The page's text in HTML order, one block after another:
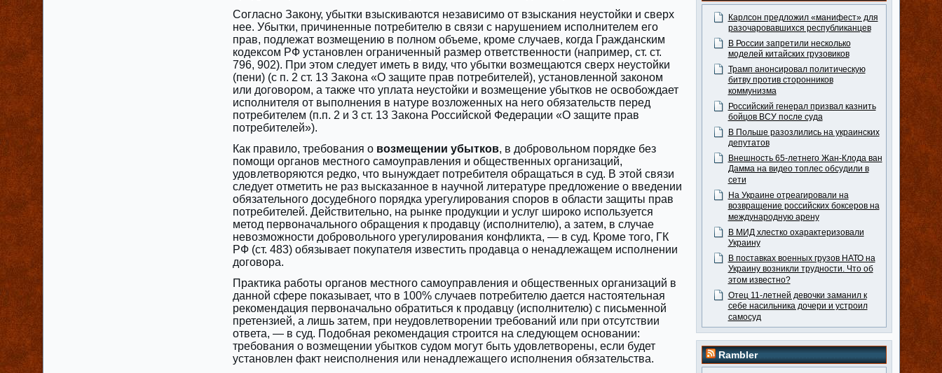
Согласно Закону, убытки взыскиваются независимо от взыскания неустойки и сверх
нее. Убытки, причиненные потребителю в связи с нарушением исполнителем его
прав, подлежат возмещению в полном объеме, кроме случаев, когда Гражданским
кодексом РФ установлен ограниченный размер ответственности (например, ст. ст.
796, 902). При этом следует иметь в виду, что убытки возмещаются сверх неустойки
(пени) (с п. 2 ст. 13 Закона «О защите прав потребителей), установленной законом
или договором, а также что уплата неустойки и возмещение убытков не освобождает
исполнителя от выполнения в натуре возложенных на него обязательств перед
потребителем (п.п. 2 и 3 ст. 13 Закона Российской Федерации «О защите прав
потребителей»).
Как правило, требования овозмещении убытков, в добровольном порядке без
помощи органов местного самоуправления и общественных организаций,
удовлетворяются редко, что вынуждает потребителя обращаться в суд. В этой связи
следует отметить не раз высказанное в научной литературе предложение о введении
обязательного досудебного порядка урегулирования споров в области защиты прав
потребителей. Действительно, на рынке продукции и услуг широко используется
метод первоначального обращения к продавцу (исполнителю), а затем, в случае
невозможности добровольного урегулирования конфликта, — в суд. Кроме того, ГК
РФ (ст. 483) обязывает покупателя известить продавца о ненадлежащем исполнении
договора.
Практика работы органов местного самоуправления и общественных организаций в
данной сфере показывает, что в 100% случаев потребителю дается настоятельная
рекомендация первоначально обратиться к продавцу (исполнителю) с письменной
претензией, а лишь затем, при неудовлетворении требований или при отсутствии
ответа, — в суд. Подобная рекомендация строится на следующем основании:
требования о возмещении убытков судом могут быть удовлетворены, если будет
установлен факт неисполнения или ненадлежащего исполнения обязательства.
Карлсон предложил «манифест» для
разочаровавшихся республиканцев
В России запретили несколько
моделей китайских грузовиков
Трамп анонсировал политическую
битву против сторонников
коммунизма
Российский генерал призвал казнить
бойцов ВСУ после суда
В Польше разозлились на украинских
депутатов
Внешность 65-летнего Жан-Клода ван
Дамма на видео топлес обсудили в
сети
На Украине отреагировали на
возвращение российских боксеров на
международную арену
В МИД хлестко охарактеризовали
Украину
В поставках военных грузов НАТО на
Украину возникли трудности. Что об
этом известно?
Отец 11-летней девочки заманил к
себе насильника дочери и устроил
самосуд
Rambler